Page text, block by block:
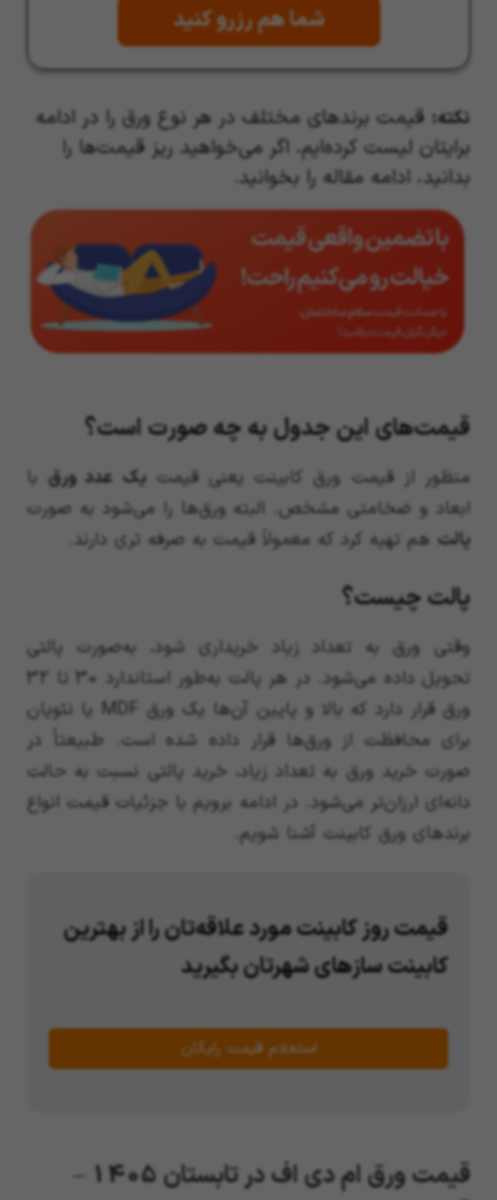
شما هم رزرو کنید
نکته: قیمت برندهای مختلف در هر نوع ورق را در ادامه
برایتان لیست کرده‌ایم، اگر می‌خواهید ریز قیمت‌ها را
بدانید، ادامه مقاله را بخوانید.
قیمت‌های این جدول به چه صورت است؟
منظور از قیمت ورق کابینت یعنی قیمتیک عدد ورق با
ابعاد و ضخامتی مشخص. البته ورق‌ها را می‌شود به صورت
پالت هم تهیه کرد که معمولاً قیمت به صرفه تری دارند.
پالت چیست؟
وقتی ورق به تعداد زیاد خریداری شود، به‌صورت پالتی
تحویل داده می‌شود. در هر پالت به‌طور استاندارد 30 تا 32
ورق قرار دارد که بالا و پایین آن‌ها یک ورق MDF یا نئوپان
برای محافظت از ورق‌ها قرار داده شده است. طبیعتاً در
صورت خرید ورق به تعداد زیاد، خرید پالتی نسبت به حالت
دانه‌ای ارزان‌تر می‌شود. در ادامه برویم با جزئیات قیمت انواع
برندهای ورق کابینت آشنا شویم.
قیمت روز کابینت مورد علاقه‌تان را از بهترین
کابینت سازهای شهرتان بگیرید
استعلام قیمت رایگان